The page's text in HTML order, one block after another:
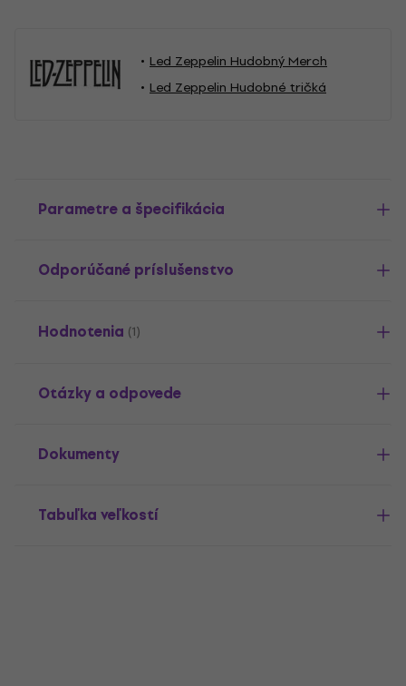
Led Zeppelin Hudobný Merch
Led Zeppelin Hudobné tričká
Parametre a špecifikácia
Odporúčané príslušenstvo
Hodnotenia (1)
Otázky a odpovede
Dokumenty
Tabuľka veľkostí